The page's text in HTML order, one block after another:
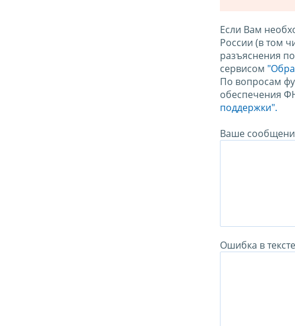
Если Вам
России (в том
разъяснения
сервисом
По вопросам
обеспечения
поддержки".
Ваше
Ошибка в